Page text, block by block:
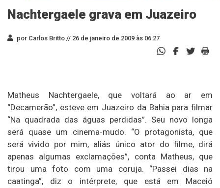
Nachtergaele grava em Juazeiro
por Carlos Britto // 26 de janeiro de 2009 às 06:27
Matheus Nachtergaele, que voltará ao ar em
“Decamerão”, esteve em Juazeiro da Bahia para filmar
“Na quadrada das águas perdidas”. Seu novo longa
será quase um cinema-mudo. “O protagonista, que
será vivido por mim, aliás único ator do filme, dirá
apenas algumas exclamações”, conta Matheus, que
tirou uma foto com uma coruja. “Passei dias na
caatinga”, diz o intérprete, que está em Maceió